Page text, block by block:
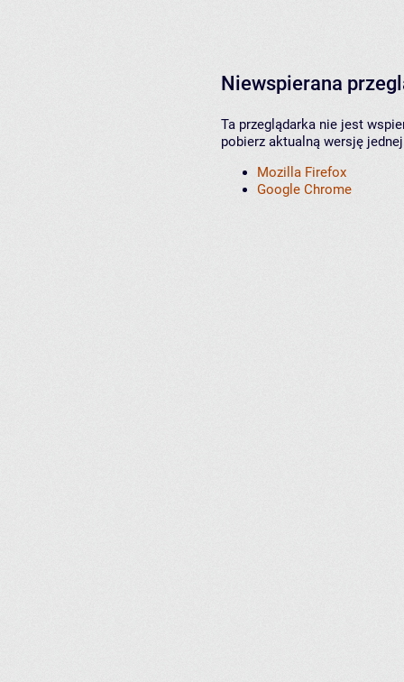
Niewspierana
Ta przeglądarka nie jest
pobierz aktualną wersję
Mozilla Firefox
Google Chrome